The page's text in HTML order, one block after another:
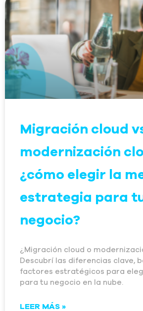
Migración cloud
modernización
¿cómo elegir la
estrategia para
negocio?
¿Migración cloud o
Descubrí las diferencias clave,
factores estratégicos para
para tu negocio en la nube.
LEER MÁS »